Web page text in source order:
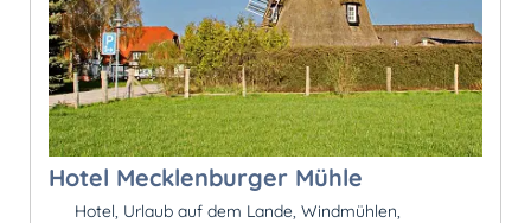
Hotel Mecklenburger Mühle
Hotel, Urlaub auf dem Lande, Windmühlen,